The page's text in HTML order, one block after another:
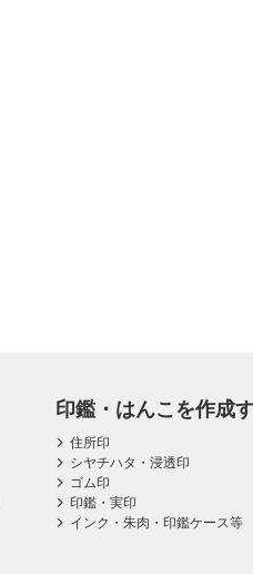
印鑑・はんこを作成
住所印
シヤチハタ・浸透印
ゴム印
印鑑・実印
インク・朱肉・印鑑ケース等